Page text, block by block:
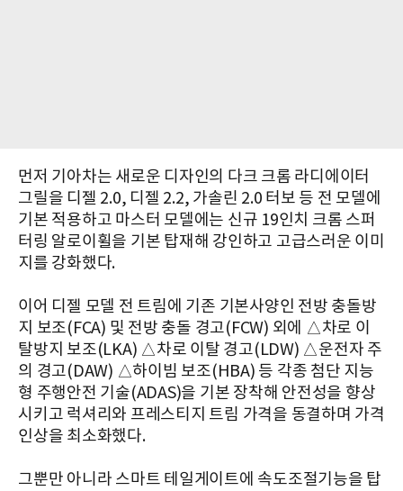
먼저 기아차는 새로운 디자인의 다크 크롬 라디에이터
그릴을 디젤 2.0, 디젤 2.2, 가솔린 2.0 터보 등 전 모델에
기본 적용하고 마스터 모델에는 신규 19인치 크롬 스퍼
터링 알로이휠을 기본 탑재해 강인하고 고급스러운 이미
지를 강화했다.
이어 디젤 모델 전 트림에 기존 기본사양인 전방 충돌방
지 보조(FCA) 및 전방 충돌 경고(FCW) 외에 △차로 이
탈방지 보조(LKA) △차로 이탈 경고(LDW) △운전자 주
의 경고(DAW) △하이빔 보조(HBA) 등 각종 첨단 지능
형 주행안전 기술(ADAS)을 기본 장착해 안전성을 향상
시키고 럭셔리와 프레스티지 트림 가격을 동결하며 가격
인상을 최소화했다.
그뿐만 아니라 스마트 테일게이트에 속도조절기능을 탑